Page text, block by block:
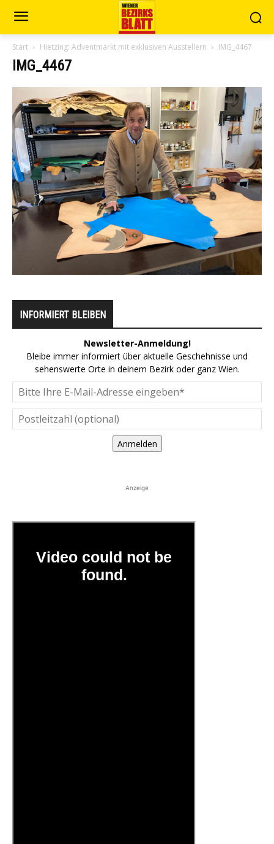
Start Hietzing: Adventmarkt mit exklusiven Ausstellern IMG_4467
IMG_4467
INFORMIERT BLEIBEN
Newsletter-Anmeldung!
Bleibe immer informiert über aktuelle Geschehnisse und
sehenswerte Orte in deinem Bezirk oder ganz Wien.
Anmelden
Anzeige